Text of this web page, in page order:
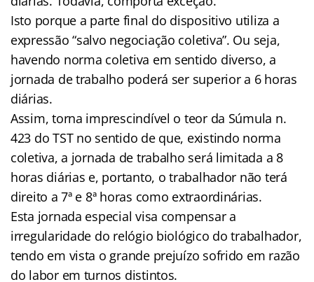
Isto porque a parte final do dispositivo utiliza a
expressão “salvo negociação coletiva”. Ou seja,
havendo norma coletiva em sentido diverso, a
jornada de trabalho poderá ser superior a 6 horas
diárias.
Assim, torna imprescindível o teor da Súmula n.
423 do TST no sentido de que, existindo norma
coletiva, a jornada de trabalho será limitada a 8
horas diárias e, portanto, o trabalhador não terá
direito a 7ª e 8ª horas como extraordinárias.
Esta jornada especial visa compensar a
irregularidade do relógio biológico do trabalhador,
tendo em vista o grande prejuízo sofrido em razão
do labor em turnos distintos.